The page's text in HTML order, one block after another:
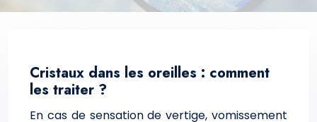
Cristaux dans les oreilles : comment
les traiter ?
En cas de sensation de vertige, vomissement